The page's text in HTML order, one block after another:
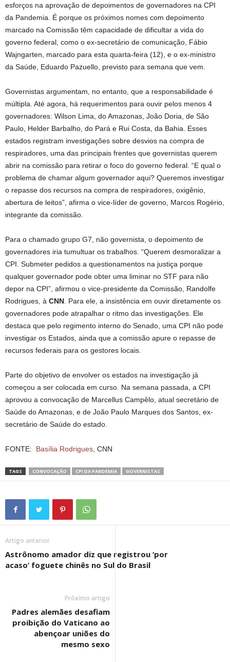
esforços na aprovação de depoimentos de governadores na CPI
da Pandemia. É porque os próximos nomes com depoimento
marcado na Comissão têm capacidade de dificultar a vida do
governo federal, como o ex-secretário de comunicação, Fábio
Wajngarten, marcado para esta quarta-feira (12), e o ex-ministro
da Saúde, Eduardo Pazuello, previsto para semana que vem.
Governistas argumentam, no entanto, que a responsabilidade é
múltipla. Até agora, há requerimentos para ouvir pelos menos 4
governadores: Wilson Lima, do Amazonas, João Doria, de São
Paulo, Helder Barbalho, do Pará e Rui Costa, da Bahia. Esses
estados registram investigações sobre desvios na compra de
respiradores, uma das principais frentes que governistas querem
abrir na comissão para retirar o foco do governo federal. “E qual o
problema de chamar algum governador aqui? Queremos investigar
o repasse dos recursos na compra de respiradores, oxigênio,
abertura de leitos”, afirma o vice-líder de governo, Marcos Rogério,
integrante da comissão.
Para o chamado grupo G7, não governista, o depoimento de
governadores iria tumultuar os trabalhos. “Querem desmoralizar a
CPI. Submeter pedidos a questionamentos na justiça porque
qualquer governador pode obter uma liminar no STF para não
depor na CPI”, afirmou o vice-presidente da Comissão, Randolfe
Rodrigues, à CNN . Para ele, a insistência em ouvir diretamente os
governadores pode atrapalhar o ritmo das investigações. Ele
destaca que pelo regimento interno do Senado, uma CPI não pode
investigar os Estados, ainda que a comissão apure o repasse de
recursos federais para os gestores locais.
Parte do objetivo de envolver os estados na investigação já
começou a ser colocada em curso. Na semana passada, a CPI
aprovou a convocação de Marcellus Campêlo, atual secretário de
Saúde do Amazonas, e de João Paulo Marques dos Santos, ex-
secretário de Saúde do estado.
FONTE: Basília Rodrigues , CNN
TAGS CONVOCAÇÃO CPI DA PANDEMIA GOVERNISTAS
Artigo anterior
Astrônomo amador diz que registrou ‘por
acaso’ foguete chinês no Sul do Brasil
Próximo artigo
Padres alemães desafiam
proibição do Vaticano ao
abençoar uniões do
mesmo sexo